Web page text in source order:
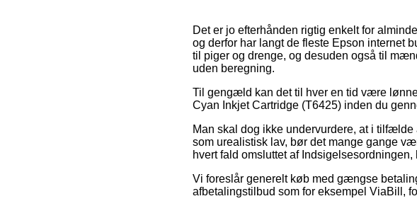
Det er jo efterhånden rigtig enkelt for
og derfor har langt de fleste Epson internet
til piger og drenge, og desuden også til
uden beregning.
Til gengæld kan det til hver en tid være
Cyan Inkjet Cartridge (T6425) inden du
Man skal dog ikke undervurdere, at i
som urealistisk lav, bør det mange gange
hvert fald omsluttet af
Vi foreslår generelt køb med gængse
afbetalingstilbud som for eksempel ViaBill,